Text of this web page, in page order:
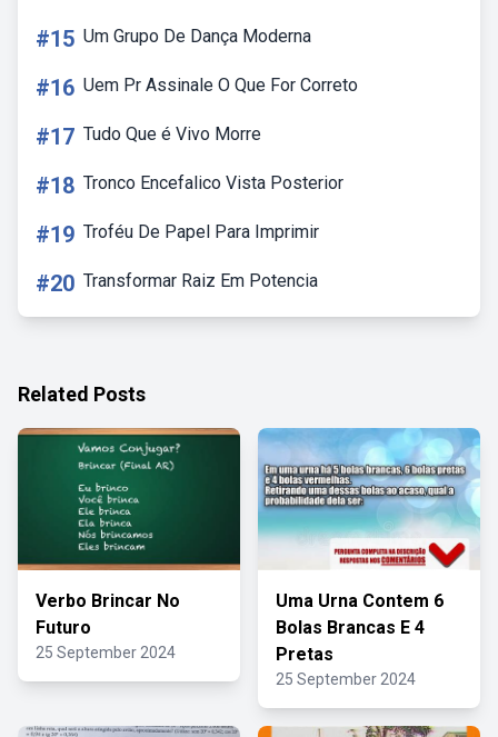
#15 Um Grupo De Dança Moderna
#16 Uem Pr Assinale O Que For Correto
#17 Tudo Que é Vivo Morre
#18 Tronco Encefalico Vista Posterior
#19 Troféu De Papel Para Imprimir
#20 Transformar Raiz Em Potencia
Related Posts
Verbo Brincar No
Futuro
25 September 2024
Uma Urna Contem 6
Bolas Brancas E 4
Pretas
25 September 2024